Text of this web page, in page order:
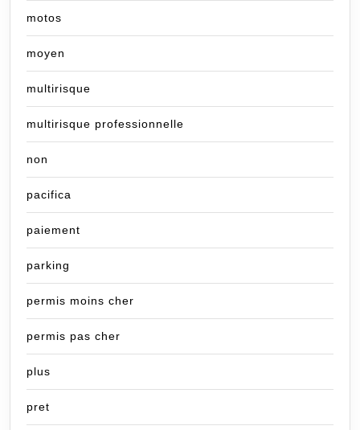
motos
moyen
multirisque
multirisque professionnelle
non
pacifica
paiement
parking
permis moins cher
permis pas cher
plus
pret